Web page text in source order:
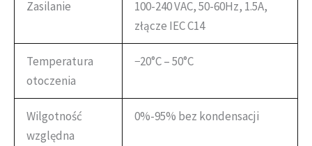
Zasilanie
100-240 VAC, 50-60Hz, 1.5A,
złącze IEC C14
Temperatura
otoczenia
−20°C – 50°C
Wilgotność
względna
0%-95% bez kondensacji